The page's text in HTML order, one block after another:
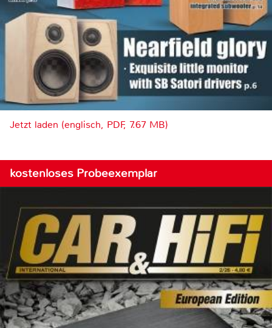
Jetzt laden (englisch, PDF, 7.67 MB)
kostenloses Probeexemplar